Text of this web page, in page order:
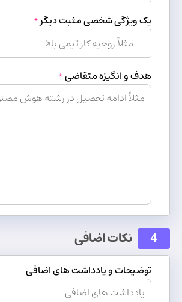
یک ویژگی شخصی مثبت دیگر*
هدف و انگیزه متقاضی*
4 نکات اضافی
توضیحات و یادداشت های اضافی